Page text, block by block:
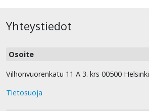
Yhteystiedot
Osoite
Vilhonvuorenkatu 11 A 3. krs 00500 Helsinki
Tietosuoja